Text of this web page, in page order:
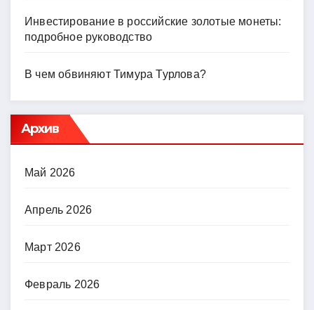
Инвестирование в российские золотые монеты:
подробное руководство
В чем обвиняют Тимура Турлова?
Архив
Май 2026
Апрель 2026
Март 2026
Февраль 2026